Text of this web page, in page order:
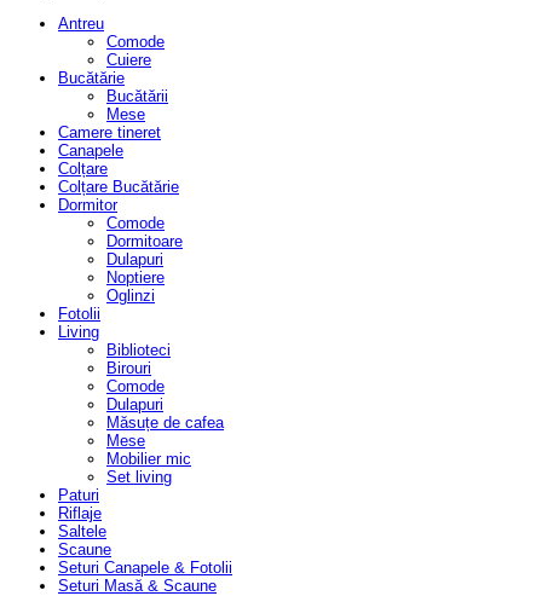
Antreu
Comode
Cuiere
Bucătărie
Bucătării
Mese
Camere tineret
Canapele
Colțare
Colțare Bucătărie
Dormitor
Comode
Dormitoare
Dulapuri
Noptiere
Oglinzi
Fotolii
Living
Biblioteci
Birouri
Comode
Dulapuri
Măsuțe de cafea
Mese
Mobilier mic
Set living
Paturi
Riflaje
Saltele
Scaune
Seturi Canapele & Fotolii
Seturi Masă & Scaune